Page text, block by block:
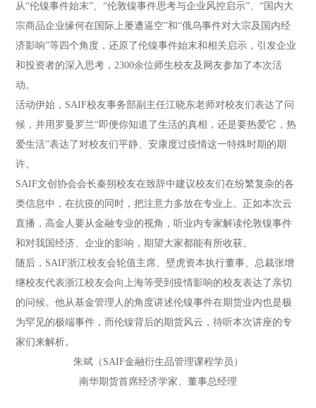
从“伦镍事件始末”、“伦敦镍事件思考与企业风控启示”、“国内大
宗商品企业缘何在国际上屡遭逼空”和“俄乌事件对大宗及国内经
济影响”等四个角度，还原了伦镍事件始末和相关启示，引发企业
和投资者的深入思考，2300余位师生校友及网友参加了本次活
动。
活动伊始，SAIF校友事务部副主任江晓东老师对校友们表达了问
候，并用罗曼罗兰“即便你知道了生活的真相，还是要热爱它，热
爱生活”表达了对校友们平静、安康度过疫情这一特殊时期的期
许。
SAIF文创协会会长秦朔校友在致辞中建议校友们在纷繁复杂的各
类信息中，在抗疫的同时，把注意力多放在专业上。正如本次云
直播，高金人要从金融专业的视角，听业内专家解读伦敦镍事件
和对我国经济、企业的影响，期望大家都能有所收获。
随后，SAIF浙江校友会轮值主席、壁虎资本执行董事、总裁张增
继校友代表浙江校友会向上海等受到疫情影响的校友表达了亲切
的问候。他从基金管理人的角度讲述伦镍事件在期货业内也是极
为罕见的极端事件，而伦镍背后的期货风云，待听本次讲座的专
家们来解析。
朱斌（SAIF金融衍生品管理课程学员）
南华期货首席经济学家、董事总经理